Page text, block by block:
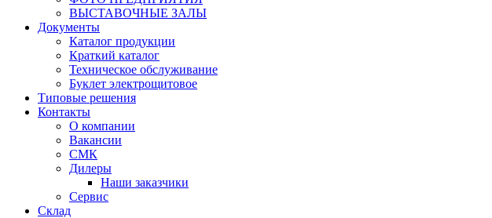
ВЫСТАВОЧНЫЕ ЗАЛЫ
Документы
Каталог продукции
Краткий каталог
Техническое обслуживание
Буклет электрощитовое
Типовые решения
Контакты
О компании
Вакансии
СМК
Дилеры
Наши заказчики
Сервис
Склад